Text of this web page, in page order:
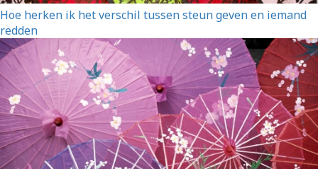
Hoe herken ik het verschil tussen steun geven en iemand
redden